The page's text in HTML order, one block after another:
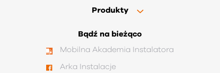
Produkty
Separatory i filtry
Zawory kulowe S30
Bądź na bieżąco
Mobilna Akademia Instalatora
Arka Instalacje